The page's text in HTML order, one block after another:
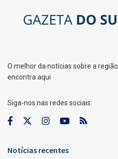
O melhor da notícias sobre a
encontra aqui
Siga-nos nas redes sociais:
Notícias recentes